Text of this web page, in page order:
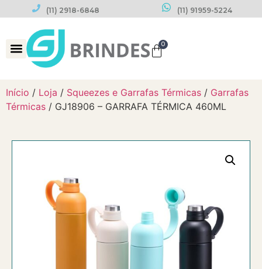
(11) 2918-6848 (11) 91959-5224
0
Início / Loja / Squeezes e Garrafas Térmicas / Garrafas
Térmicas / GJ18906 – GARRAFA TÉRMICA 460ML